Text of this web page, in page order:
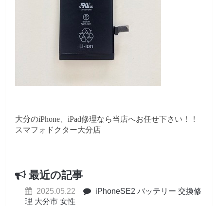
大分のiPhone、iPad修理なら当店へお任せ下さい！！
スマフォドクター大分店
最近の記事
2025.05.22
iPhoneSE2 バッテリー 交換修
理 大分市 女性